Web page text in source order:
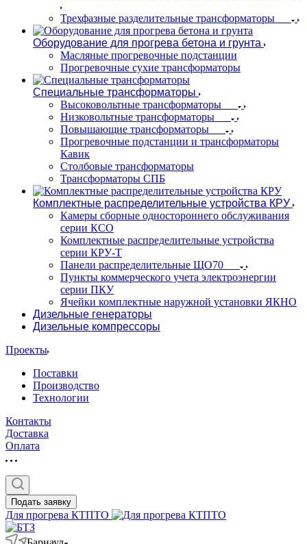
Трехфазные разделительные трансформаторы
Оборудование для прогрева бетона и грунта
Масляные прогревочные подстанции
Прогревочные сухие трансформаторы
Специальные трансформаторы
Высоковольтные трансформаторы
Низковольтные трансформаторы
Повышающие трансформаторы
Прогревочные подстанции и трансформаторы
Кавик
Столбовые трансформаторы
Трансформаторы СПБ
Комплектные распределительные устройства КРУ
Камеры сборные одностороннего обслуживания
серии КСО
Комплектные распределительные устройства
серии КРУ-Т
Панели распределительные ЩО70
Пункты коммерческого учета электроэнергии
серии ПКУ
Ячейки комплектные наружной установки ЯКНО
Дизельные генераторы
Дизельные компрессоры
Проекты
Поставки
Производство
Технологии
Контакты
Доставка
Оплата
Подать заявку
Для прогрева КТПТО